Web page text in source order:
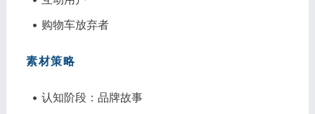
• 购物车放弃者
素材策略
• 认知阶段：品牌故事